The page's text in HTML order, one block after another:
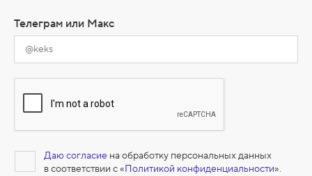
Телеграм или Макс
Даю согласие на обработку персональных данных
в соответствии с «Политикой конфиденциальности».